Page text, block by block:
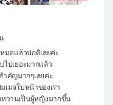
มดแล้วปกติเลยค่ะ
ปเยอะมากแล้ว
คัญมากๆเลยค่ะ
เมจใบหน้าของเรา
หวานเป็นผู้หญิงมากขึ้น